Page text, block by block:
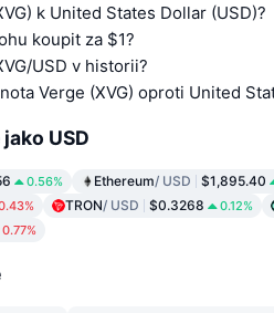
k United States Dollar (USD)?
koupit za $1?
USD v historii?
Verge (XVG) oproti United
USD
0.56% Ethereum/ USD $1,895.40
TRON/ USD $0.3268 0.12%
0.77%